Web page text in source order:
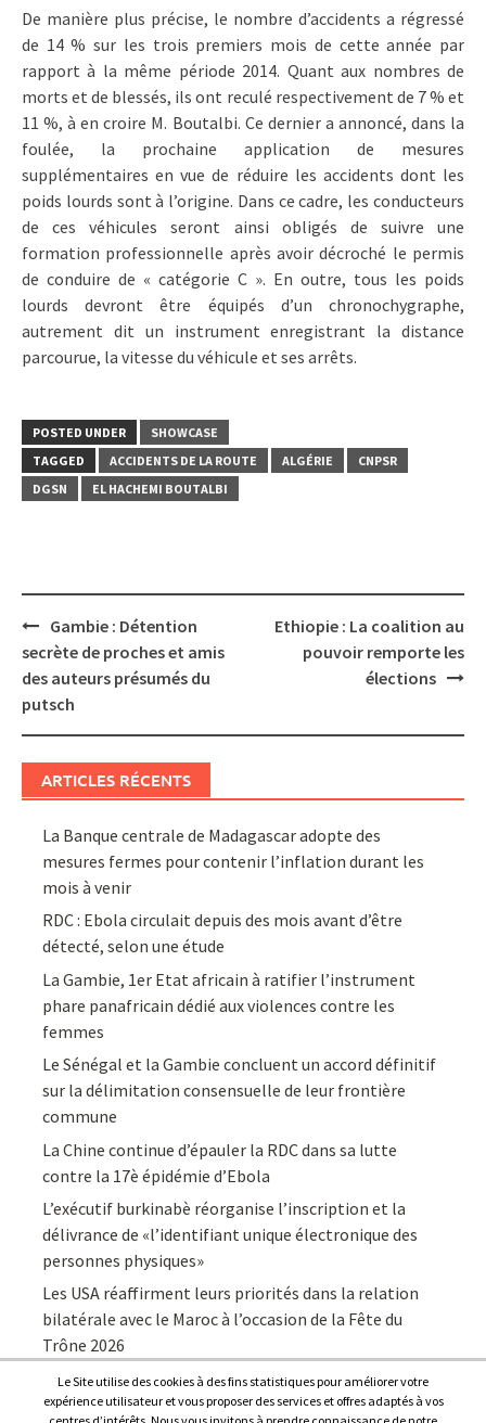
De manière plus précise, le nombre d’accidents a régressé
de 14 % sur les trois premiers mois de cette année par
rapport à la même période 2014. Quant aux nombres de
morts et de blessés, ils ont reculé respectivement de 7 % et
11 %, à en croire M. Boutalbi. Ce dernier a annoncé, dans la
foulée, la prochaine application de mesures
supplémentaires en vue de réduire les accidents dont les
poids lourds sont à l’origine. Dans ce cadre, les conducteurs
de ces véhicules seront ainsi obligés de suivre une
formation professionnelle après avoir décroché le permis
de conduire de « catégorie C ». En outre, tous les poids
lourds devront être équipés d’un chronochygraphe,
autrement dit un instrument enregistrant la distance
parcourue, la vitesse du véhicule et ses arrêts.
POSTED UNDER
SHOWCASE
TAGGED
ACCIDENTS DE LA ROUTE ALGÉRIE
CNPSR
DGSN
EL HACHEMI BOUTALBI
Post
navigation
Gambie : Détention
secrète de proches et amis
des auteurs présumés du
putsch
Ethiopie : La coalition au
pouvoir remporte les
élections
ARTICLES RÉCENTS
La Banque centrale de Madagascar adopte des
mesures fermes pour contenir l’inflation durant les
mois à venir
RDC : Ebola circulait depuis des mois avant d’être
détecté, selon une étude
La Gambie, 1er Etat africain à ratifier l’instrument
phare panafricain dédié aux violences contre les
femmes
Le Sénégal et la Gambie concluent un accord définitif
sur la délimitation consensuelle de leur frontière
commune
La Chine continue d’épauler la RDC dans sa lutte
contre la 17è épidémie d’Ebola
L’exécutif burkinabè réorganise l’inscription et la
délivrance de «l’identifiant unique électronique des
personnes physiques»
Les USA réaffirment leurs priorités dans la relation
bilatérale avec le Maroc à l’occasion de la Fête du
Trône 2026
Le Site utilise des cookies à des fins statistiques pour améliorer votre
expérience utilisateur et vous proposer des services et offres adaptés à vos